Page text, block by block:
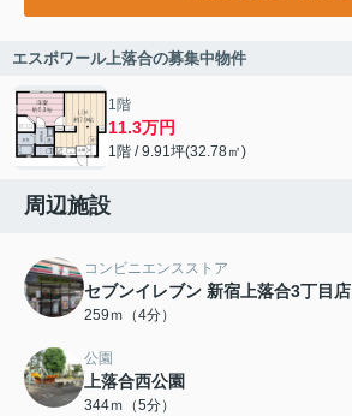
エスポワール上落合の募集中物件
1階
11.3万円
1階 / 9.91坪(32.78㎡)
周辺施設
コンビニエンスストア
セブンイレブン 新宿上落合3丁目店
259ｍ（4分）
公園
上落合西公園
344ｍ（5分）